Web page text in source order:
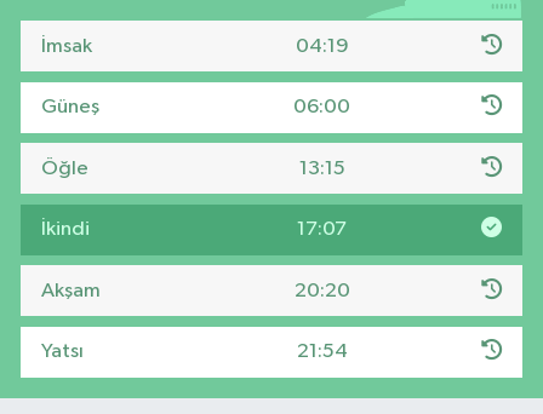
İmsak 04:19
Güneş 06:00
Öğle 13:15
İkindi 17:07
Akşam 20:20
Yatsı 21:54